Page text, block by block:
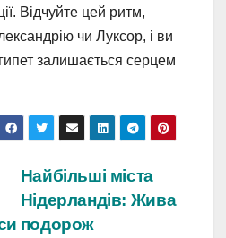
Відчуйте цей ритм,
чи Луксор, і ви
залишається серцем
Найбільші міста
Нідерландів: Жива
подорож